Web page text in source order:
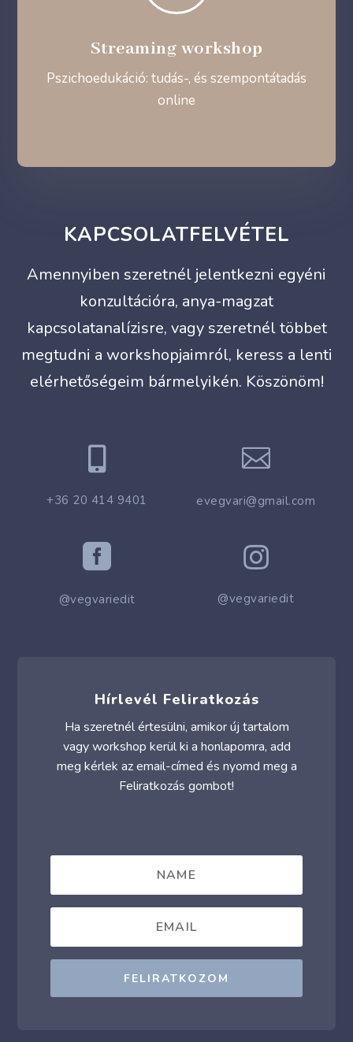
Streaming workshop
Pszichoedukáció: tudás-, és szempontátadás
online
KAPCSOLATFELVÉTEL
Amennyiben szeretnél jelentkezni egyéni
konzultációra, anya-magzat
kapcsolatanalízisre, vagy szeretnél többet
megtudni a workshopjaimról, keress a lenti
elérhetőségeim bármelyikén. Köszönöm!

+36 20 414 9401

evegvari@gmail.com

@vegvariedit

@vegvariedit
Hírlevél Feliratkozás
Ha szeretnél értesülni, amikor új tartalom
vagy workshop kerül ki a honlapomra, add
meg kérlek az email-címed és nyomd meg a
Feliratkozás gombot!
FELIRATKOZOM